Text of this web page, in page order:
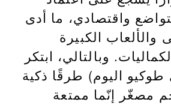
واقتصادي، ما أدى
الكبيرة
وبالتالي، ابتكر
اليوم) طرقًا ذكية
مصغّر إنّما ممتعة